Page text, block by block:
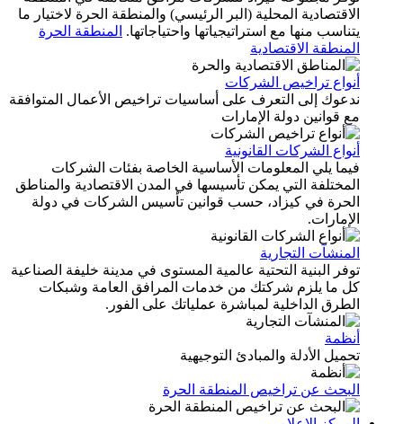
المحلية (البر الرئيسي) والمنطقة الحرة لاختيار ما
منها مع استراتيجياتها واحتياجاتها.المنطقة الحرة
الاقتصادية
تراخيص الشركات
إلى التعرف على أساسيات تراخيص الأعمال المتوافقة
قوانين دولة الإمارات
الشركات القانونية
يلي المعلومات الأساسية الخاصة بفئات الشركات
التي يمكن تأسيسها في المدن الاقتصادية والمناطق
في كيزاد، حسب قوانين تأسيس الشركات في دولة
التجارية
البنية التحتية عالمية المستوى في مدينة خليفة الصناعية
ما يلزم شركتك من خدمات المرافق العامة وشبكات
الداخلية لمباشرة عملياتك على الفور.
الأدلة والمبادئ التوجيهية
عن تراخيص المنطقة الحرة